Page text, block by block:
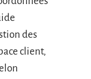
des
client,